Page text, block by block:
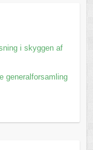
i skyggen af
generalforsamling